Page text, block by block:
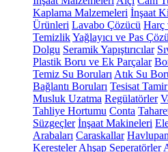
Kaplama Malzemeleri İnşaat
Ürünleri Lavabo Çözücü Harç
TemizlikYağlayıcı ve Pas
Dolgu Seramik Yapıştırıcılar
Plastik Boru ve Ek Parçalar
Temiz Su Boruları Atık Su
Bağlantı Boruları Tesisat
Musluk Uzatma Regülatörler
Tahliye Hortumu Conta
Süzgeçler İnşaat Makineleri
Arabaları Caraskallar
Keresteler Ahşap Seperatörler